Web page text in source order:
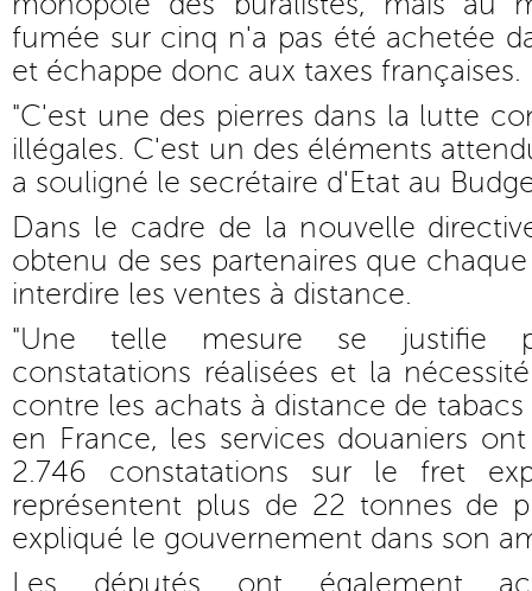
fumée sur cinq n'a pas été achetée
et échappe donc aux taxes françaises.
"C'est une des pierres dans la lutte
illégales. C'est un des éléments
a souligné le secrétaire d'Etat au
Dans le cadre de la nouvelle
obtenu de ses partenaires que
interdire les ventes à distance.
"Une telle mesure se justifie
constatations réalisées et la
contre les achats à distance de
en France, les services douaniers
2.746 constatations sur le fret
représentent plus de 22 tonnes de
expliqué le gouvernement dans son
Les députés ont également